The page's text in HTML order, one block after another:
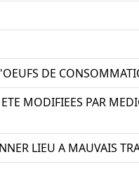
DE
MODIFIEES PAR
LIEU A MAUVAIS